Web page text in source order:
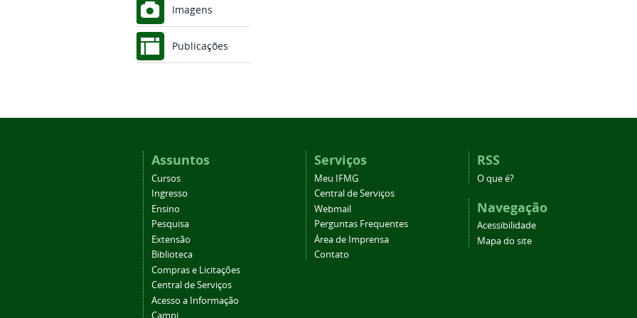
Imagens
Publicações
Assuntos
Cursos
Ingresso
Ensino
Pesquisa
Extensão
Biblioteca
Compras e Licitações
Central de Serviços
Acesso a Informação
Serviços
Meu IFMG
Central de Serviços
Webmail
Perguntas Frequentes
Área de Imprensa
Contato
RSS
O que é?
Navegação
Acessibilidade
Mapa do site